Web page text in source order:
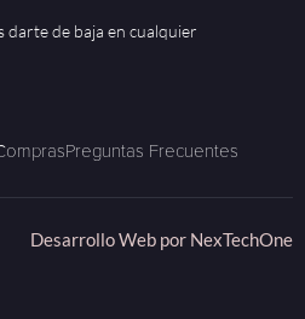
darte de baja en cualquier
Preguntas Frecuentes
Desarrollo Web por NexTechOne